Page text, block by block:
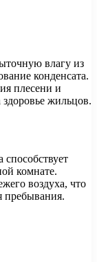
влагу из
конденсата.
плесени и
жильцов.
способствует
комнате.
воздуха, что
пребывания.